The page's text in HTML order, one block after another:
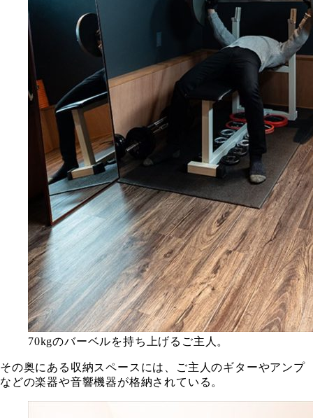
70kgのバーベルを持ち上げるご主人。
その奥にある収納スペースには、ご主人のギターやアンプ
などの楽器や音響機器が格納されている。